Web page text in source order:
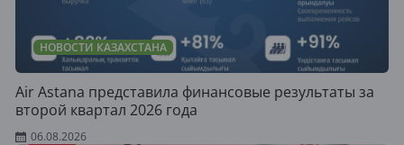
НОВОСТИ КАЗАХСТАНА
Air Astana представила финансовые результаты за
второй квартал 2026 года
06.08.2026